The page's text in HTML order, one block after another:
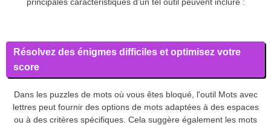
Résolvez des énigmes difficiles et optimisez votre
score
Dans les puzzles de mots où vous êtes bloqué, l'outil Mots avec
lettres peut fournir des options de mots adaptées à des espaces
ou à des critères spécifiques. Cela suggère également les mots